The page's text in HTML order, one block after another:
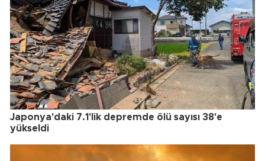
Japonya'daki 7.1'lik depremde ölü sayısı 38'e
yükseldi